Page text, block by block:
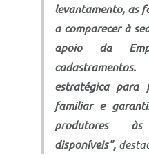
levantamento, as
a comparecer à
apoio da
estratégica para
familiar e
produtores
disponíveis",